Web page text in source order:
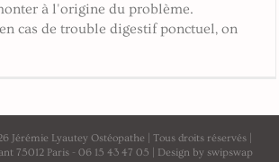
à l'origine du problème.
cas de trouble digestif ponctuel, on
Jérémie Lyautey Ostéopathe | Tous droits réservés |
75012 Paris - 06 15 43 47 05 | Design by swipswap